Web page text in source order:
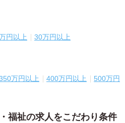
円以上 30万円以上
万円以上 400万円以上
500万円
福祉の求人をこだわり条件